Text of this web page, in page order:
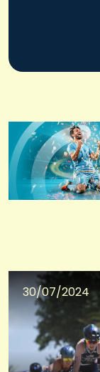
30/07/2024